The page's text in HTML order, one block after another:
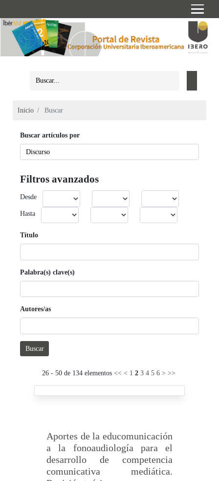
Inicio Buscar
Buscar artículos por
Filtros avanzados
Desde
Hasta
Título
Palabra(s) clave(s)
Autores/as
Buscar
26 - 50 de 134 elementos << < 1 2 3 4 5 6 > >>
Aportes de la educomunicación
a la fonoaudiología para el
desarrollo de competencia
comunicativa mediática.